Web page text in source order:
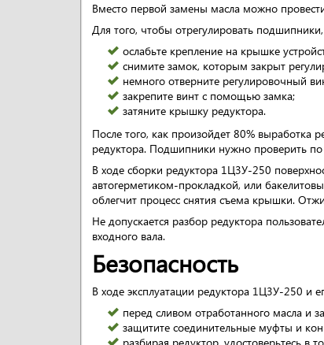
Вместо первой замены масла можно
Для того, чтобы отрегулировать
ослабьте крепление на крышке
снимите замок, которым закрыт
немного отверните регулировочный
закрепите винт с помощью замка;
затяните крышку редуктора.
После того, как произойдет 80% выработка
редуктора. Подшипники нужно проверить
В ходе сборки редуктора 1Ц3У-250
автогерметиком-прокладкой, или
облегчит процесс снятия съема крышки.
Не допускается разбор редуктора
входного вала.
Безопасность
В ходе эксплуатации редуктора 1Ц3У-250 и
перед сливом отработанного масла и
защитите соединительные муфты и